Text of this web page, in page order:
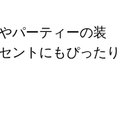
パーティーの装
ントにもぴったり